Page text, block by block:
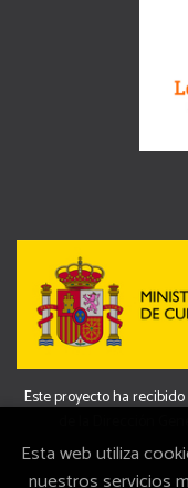
Este proyecto ha
Esta web utiliza
nuestros servicios